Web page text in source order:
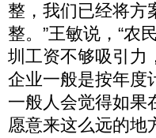
整，我们已经将方
整。”王敏说，“农
圳工资不够吸引力
企业一般是按年度
一般人会觉得如果
愿意来这么远的地